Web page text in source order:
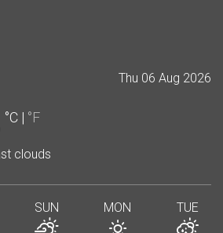
Thu 06 Aug 2026
°C | °F
clouds
SUN MON TUE